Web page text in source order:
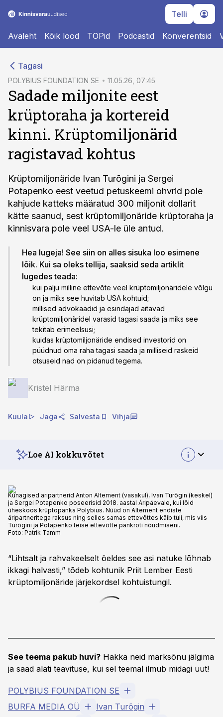
Telli
Avaleht Kõik lood TOPid Podcastid Konverentsid
Tagasi
POLYBIUS FOUNDATION SE 11.05.26, 07:45
Sadade miljonite eest
krüptoraha ja kortereid
kinni. Krüptomiljonärid
ragistavad kohtus
Krüptomiljonäride Ivan Turõgini ja Sergei
Potapenko eest veetud petuskeemi ohvrid pole
kahjude katteks määratud 300 miljonit dollarit
kätte saanud, sest krüptomiljonäride krüptoraha ja
kinnisvara pole veel USA-le üle antud.
Hea lugeja! See siin on alles sisuka loo esimene
lõik. Kui sa oleks tellija, saaksid seda artiklit
lugedes teada:
kui palju milline ettevõte veel krüptomiljonäridele võlgu
on ja miks see huvitab USA kohtuid;
millised advokaadid ja esindajad aitavad
krüptomiljonäridel varasid tagasi saada ja miks see
tekitab erimeelsusi;
kuidas krüptomiljonäride endised investorid on
püüdnud oma raha tagasi saada ja milliseid raskeid
otsuseid nad on pidanud tegema.
Kristel Härma
Kuula Jaga Salvesta Vihja
Loe AI kokkuvõtet
Kunagised äripartnerid Anton Altement (vasakul), Ivan Turõgin (keskel)
ja Sergei Potapenko poseerisid 2018. aastal Äripäevale, kui lõid
üheskoos krüptopanka Polybius. Nüüd on Altement endiste
äripartneritega raksus ning selles samas ettevõttes käib tüli, mis viis
Turõgini ja Potapenko teise ettevõtte pankroti nõudmiseni.
Foto: Patrik Tamm
“Lihtsalt ja rahvakeelselt öeldes see asi natuke lõhnab
ikkagi halvasti,” tõdeb kohtunik Priit Lember Eesti
krüptomiljonäride järjekordsel kohtuistungil.
See teema pakub huvi? Hakka neid märksõnu jälgima
ja saad alati teavituse, kui sel teemal ilmub midagi uut!
POLYBIUS FOUNDATION SE
BURFA MEDIA OÜ
Ivan Turõgin